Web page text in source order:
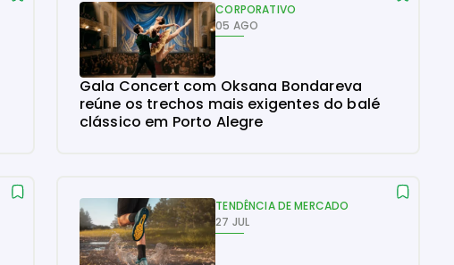
CORPORATIVO
05 AGO
Gala Concert com Oksana Bondareva
reúne os trechos mais exigentes do balé
clássico em Porto Alegre
TENDÊNCIA DE MERCADO
27 JUL